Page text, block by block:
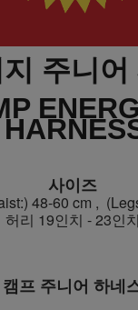
주니
사이즈
48-60 cm ,
허리 19인치 - 23인치
캠프 주니어 하네